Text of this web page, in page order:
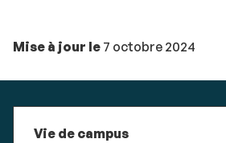
Mise à jour le 7 octobre 2024
Vie de campus